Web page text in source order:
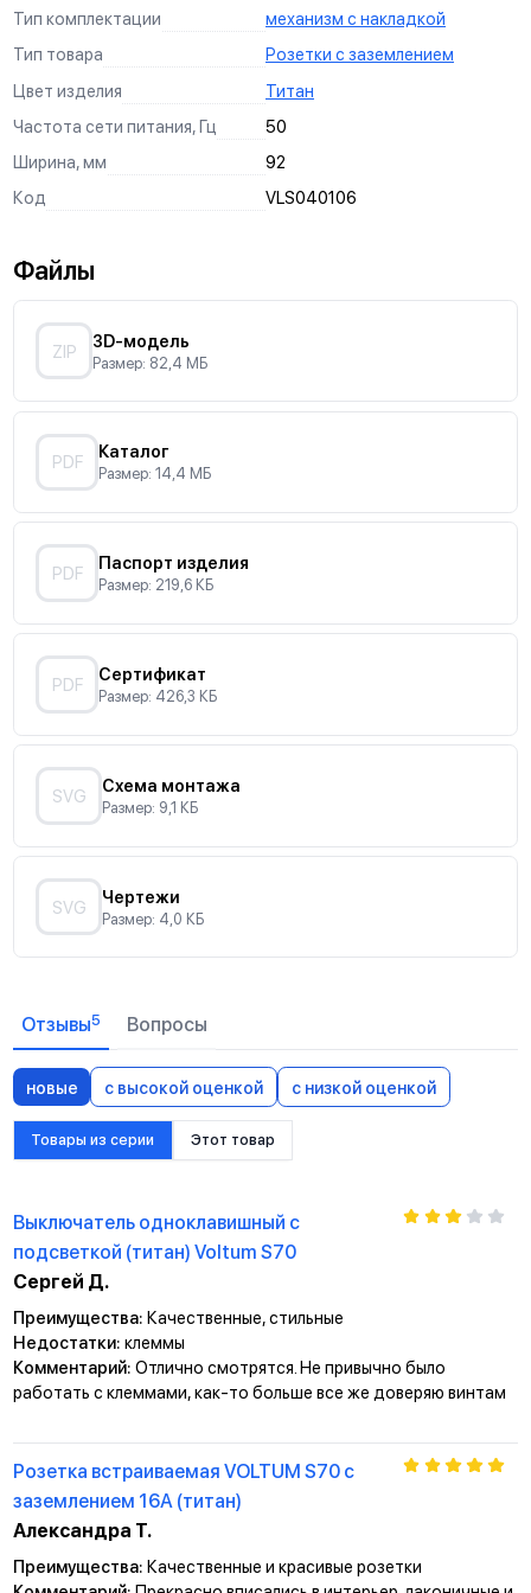
Тип комплектации
механизм с накладкой
Тип товара
Розетки с заземлением
Цвет изделия
Титан
Частота сети питания, Гц
50
Ширина, мм
92
Код
VLS040106
Файлы
ZIP
3D-модель
Размер: 82,4 МБ
PDF
Каталог
Размер: 14,4 МБ
PDF
Паспорт изделия
Размер: 219,6 КБ
PDF
Сертификат
Размер: 426,3 КБ
SVG
Схема монтажа
Размер: 9,1 КБ
SVG
Чертежи
Размер: 4,0 КБ
Отзывы5 Вопросы
новые с высокой оценкой с низкой оценкой
Товары из серии Этот товар
Выключатель одноклавишный с
подсветкой (титан) Voltum S70
Сергей Д.
Преимущества: Качественные, стильные
Недостатки: клеммы
Комментарий: Отлично смотрятся. Не привычно было
работать с клеммами, как-то больше все же доверяю винтам
Розетка встраиваемая VOLTUM S70 с
заземлением 16А (титан)
Александра Т.
Преимущества: Качественные и красивые розетки